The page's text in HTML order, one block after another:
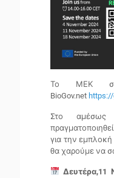
Το ΜΕΚ
BioGov.net
Στο αμέσως
για την
θα χαρούμε να
Δευτέρα,11